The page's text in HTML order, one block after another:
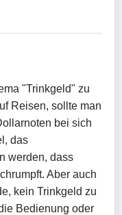
"Trinkgeld" zu
Reisen, sollte man
bei sich
das
werden, dass
Aber auch
kein Trinkgeld zu
Bedienung oder